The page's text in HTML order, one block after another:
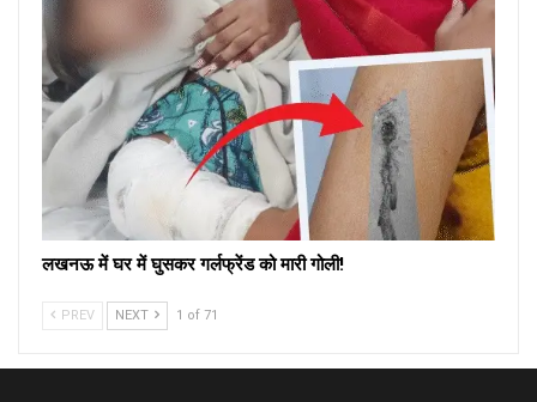
लखनऊ में घर में घुसकर गर्लफ्रेंड को मारी गोली!
PREV NEXT 1 of 71